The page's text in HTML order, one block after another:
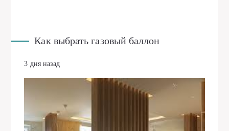
Как выбрать газовый баллон
3 дня назад